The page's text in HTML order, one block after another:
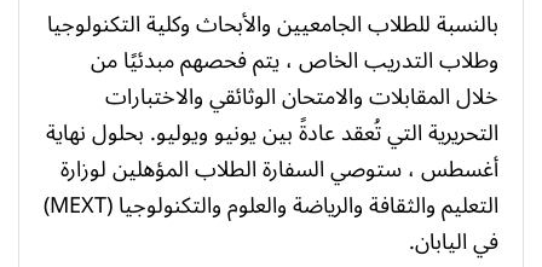
بالنسبة للطلاب الجامعيين والأبحاث وكلية التكنولوجيا
وطلاب التدريب الخاص ، يتم فحصهم مبدئيًا من
خلال المقابلات والامتحان الوثائقي والاختبارات
التحريرية التي تُعقد عادةً بين يونيو ويوليو. بحلول نهاية
أغسطس ، ستوصي السفارة الطلاب المؤهلين لوزارة
التعليم والثقافة والرياضة والعلوم والتكنولوجيا (MEXT)
في اليابان.